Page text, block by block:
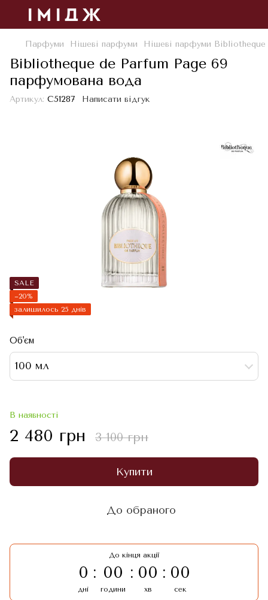
Парфуми Нішеві парфуми Нішеві парфуми Bibliotheque
Bibliotheque de Parfum Page 69
парфумована вода
Артикул: С51287 Написати відгук
SALE
−20%
залишилось 25 днів
Об'єм
100 мл
В наявності
2 480 грн 3 100 грн
Купити
До обраного
До кінця акції
0
дні
00
години
00
хв
00
сек